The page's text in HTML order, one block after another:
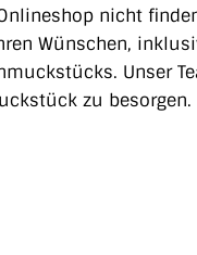
nicht
Wünschen,
Unser
zu besorgen.